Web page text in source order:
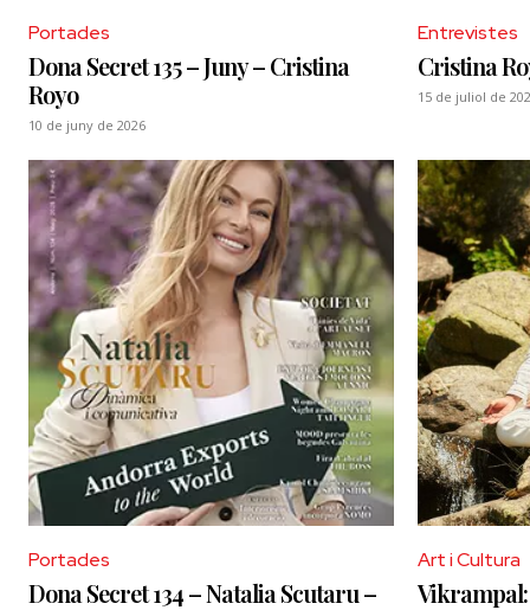
Portades
Dona Secret 135 – Juny – Cristina
Royo
10 de juny de 2026
Entrevistes
Cristina
15 de juliol de
Portades
Dona Secret 134 – Natalia Scutaru –
Art i Cultura
Vikrampal: